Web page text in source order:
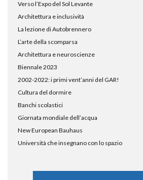
Verso l’Expo del Sol Levante
Architettura e inclusività
La lezione di Autobrennero
L’arte della scomparsa
Architettura e neuroscienze
Biennale 2023
2002-2022: i primi vent’anni del GAR!
Cultura del dormire
Banchi scolastici
Giornata mondiale dell’acqua
New European Bauhaus
Università che insegnano con lo spazio